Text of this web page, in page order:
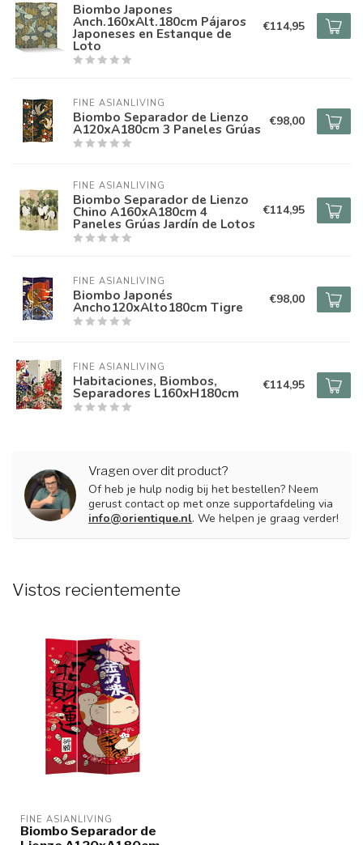
Biombo Japones
Anch.160xAlt.180cm Pájaros
Japoneses en Estanque de
Loto
€114,95
FINE ASIANLIVING
Biombo Separador de Lienzo
A120xA180cm 3 Paneles Grúas €98,00
FINE ASIANLIVING
Biombo Separador de Lienzo
Chino A160xA180cm 4
Paneles Grúas Jardí­n de Lotos
€114,95
FINE ASIANLIVING
Biombo Japonés
Ancho120xAlto180cm Tigre €98,00
FINE ASIANLIVING
Habitaciones, Biombos,
Separadores L160xH180cm €114,95
Vragen over dit product?
Of heb je hulp nodig bij het bestellen? Neem
gerust contact op met onze supportafdeling via
info@orientique.nl. We helpen je graag verder!
Vistos recientemente
FINE ASIANLIVING
Biombo Separador de